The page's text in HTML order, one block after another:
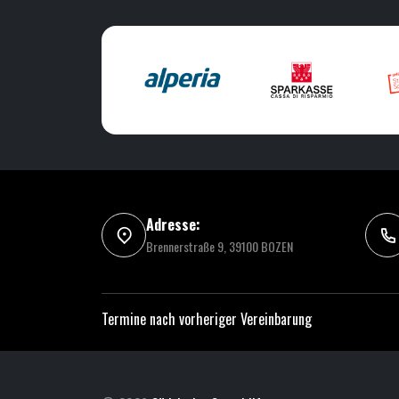
Adresse:
Brennerstraße 9, 39100 BOZEN
Termine nach vorheriger Vereinbarung